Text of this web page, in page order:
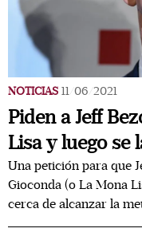
NOTICIAS 11/06/2021
Piden a Jeff
Lisa y luego se
Una petición para que
Gioconda (o La Mona
cerca de alcanzar la